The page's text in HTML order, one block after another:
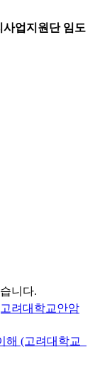
업지원단 임도
니다.
려대학교안암
(고려대학교_